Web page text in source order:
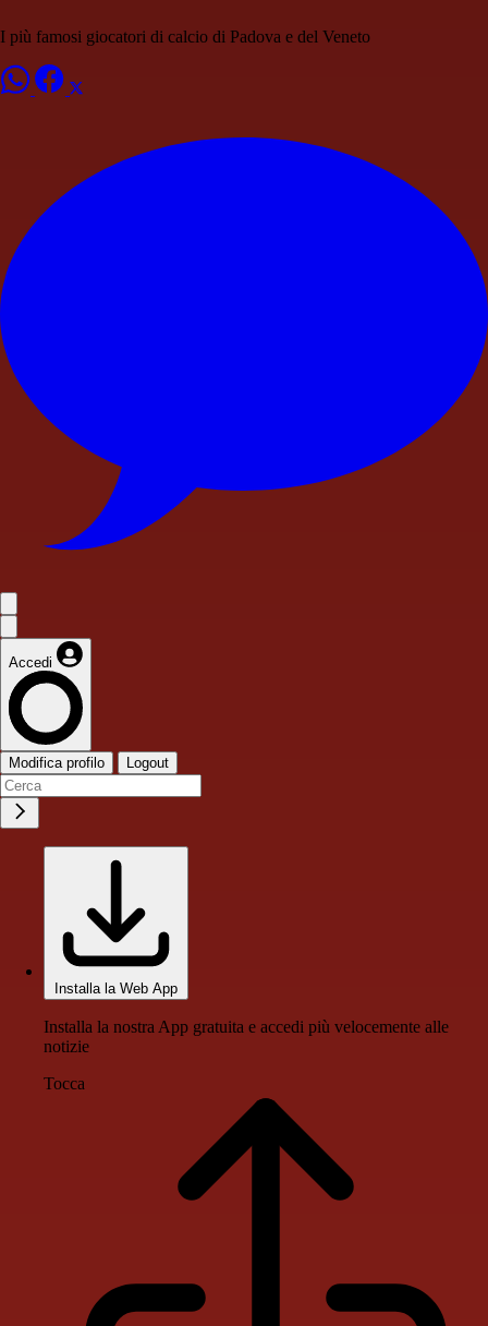
I più famosi giocatori di calcio di Padova e del Veneto
Accedi
Modifica profilo Logout
Installa la Web App
Installa la nostra App gratuita e accedi più velocemente alle
notizie
Tocca